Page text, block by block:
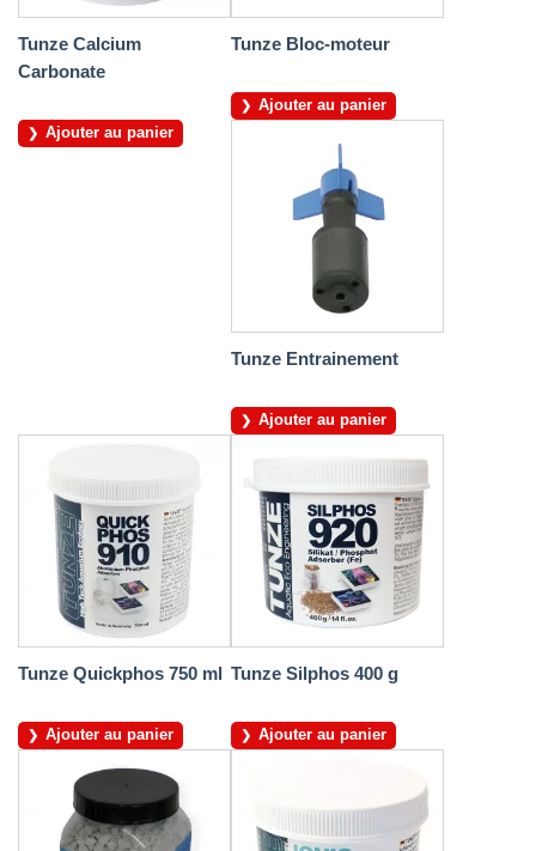
Tunze Calcium
Carbonate
Ajouter au panier
Tunze Bloc-moteur
Ajouter au panier
Tunze Entrainement
Ajouter au panier
Tunze Quickphos 750 ml
Ajouter au panier
Tunze Silphos 400 g
Ajouter au panier